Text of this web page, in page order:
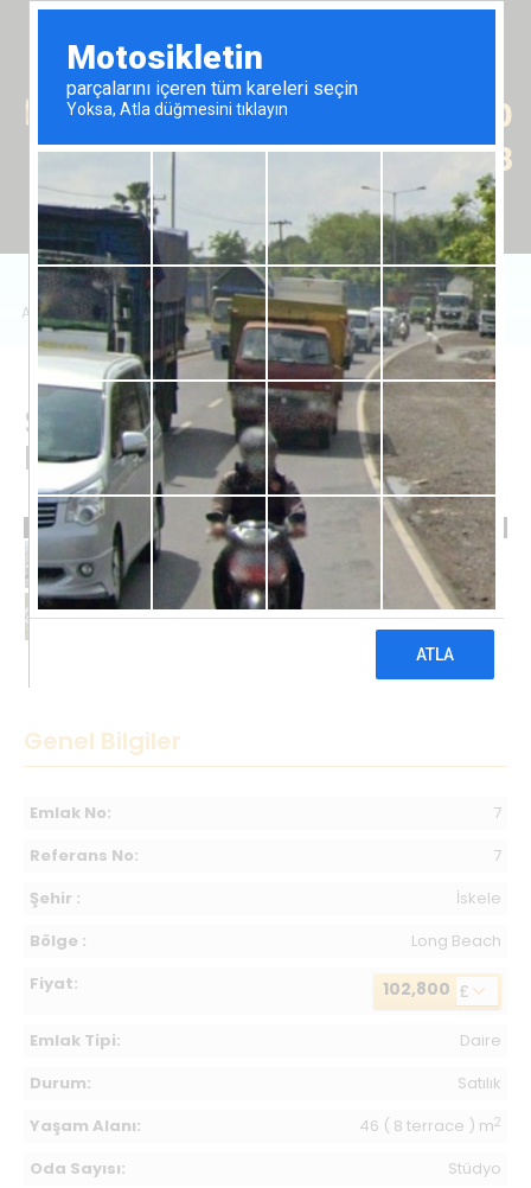
+90 (539) 102 2000
+90 (539) 102 2008
Anasayfa Satılık Emlak/Daire/Studio apartment Caesar Resort
Studio apartment Caesar
Resort
102,800 £
Genel Bilgiler
Emlak No:
7
Referans No:
7
Şehir :
İskele
Bölge :
Long Beach
Fiyat:
102,800 £
Emlak Tipi:
Daire
Durum:
Satılık
Yaşam Alanı:
46 ( 8 terrace ) m2
Oda Sayısı:
Stüdyo